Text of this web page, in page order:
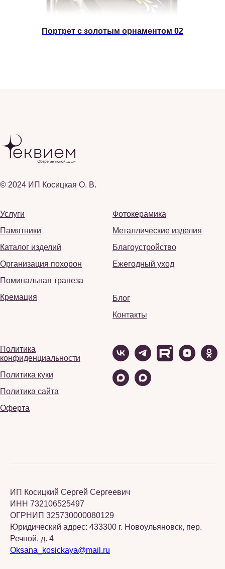
Портрет с золотым орнаментом 02
© 2024 ИП Косицкая О. В.
Услуги
Памятники
Каталог изделий
Организация похорон
Поминальная трапеза
Кремация
Фотокерамика
Металлические изделия
Благоустройство
Ежегодный уход
Блог
Контакты
Политика
конфиденциальности
Политика куки
Политика сайта
Оферта
ИП Косицкий Сергей Сергеевич
ИНН 732106525497
ОГРНИП 325730000080129
Юридический адрес: 433300 г. Новоульяновск, пер.
Речной, д. 4
Oksana_kosickaya@mail.ru